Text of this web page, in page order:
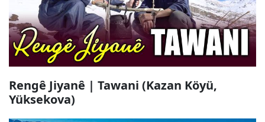
Rengê Jiyanê | Tawani (Kazan Köyü,
Yüksekova)